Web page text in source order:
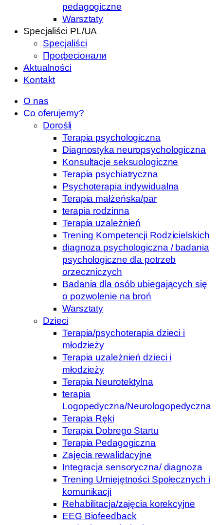
pedagogiczne
Warsztaty
Specjaliści PL/UA
Specjaliści
Професіонали
Aktualności
Kontakt
O nas
Co oferujemy?
Dorośli
Terapia psychologiczna
Diagnostyka neuropsychologiczna
Konsultacje seksuologiczne
Terapia psychiatryczna
Psychoterapia indywidualna
Terapia małżeńska/par
terapia rodzinna
Terapia uzależnień
Trening Kompetencji Rodzicielskich
diagnoza psychologiczna / badania
psychologiczne dla potrzeb
orzeczniczych
Badania dla osób ubiegających się
o pozwolenie na broń
Warsztaty
Dzieci
Terapia/psychoterapia dzieci i
młodzieży
Terapia uzależnień dzieci i
młodzieży
Terapia Neurotektylna
terapia
Logopedyczna/Neurologopedyczna
Terapia Ręki
Terapia Dobrego Startu
Terapia Pedagogiczna
Zajęcia rewalidacyjne
Integracja sensoryczna/ diagnoza
Trening Umiejętności Społecznych i
komunikacji
Rehabilitacja/zajęcia korekcyjne
EEG Biofeedback